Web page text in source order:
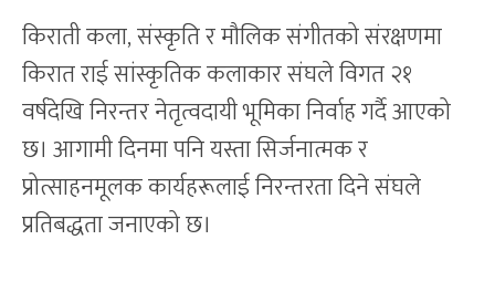
​किराती कला, संस्कृति र मौलिक संगीतको संरक्षणमा
किरात राई सांस्कृतिक कलाकार संघले विगत २१
वर्षदेखि निरन्तर नेतृत्वदायी भूमिका निर्वाह गर्दै आएको
छ। आगामी दिनमा पनि यस्ता सिर्जनात्मक र
प्रोत्साहनमूलक कार्यहरूलाई निरन्तरता दिने संघले
प्रतिबद्धता जनाएको छ।